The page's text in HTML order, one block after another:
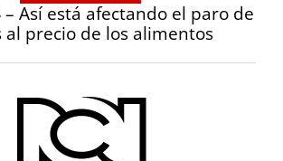
– Así está afectando el paro de
al precio de los alimentos